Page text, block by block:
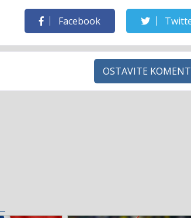
Facebook
OSTAVITE